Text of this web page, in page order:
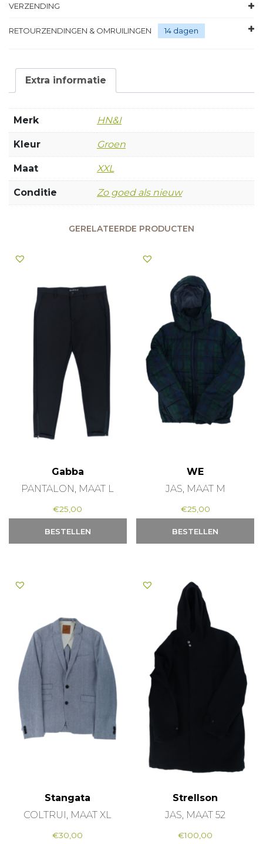
VERZENDING
RETOURZENDINGEN & OMRUILINGEN 14 dagen
Extra informatie
Merk HN&I
Kleur Groen
Maat XXL
Conditie Zo goed als nieuw
GERELATEERDE PRODUCTEN
Gabba
PANTALON, MAAT L
€25,00
BESTELLEN
WE
JAS, MAAT M
€25,00
BESTELLEN
Stangata
COLTRUI, MAAT XL
€30,00
Strellson
JAS, MAAT 52
€100,00